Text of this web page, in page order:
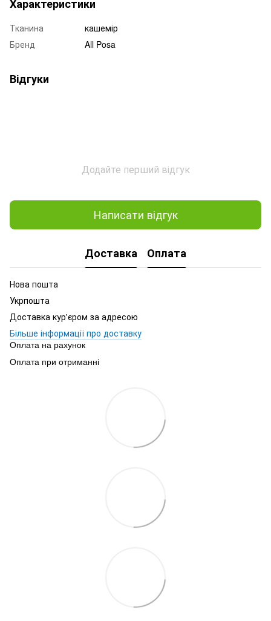
Характеристики
Тканина
кашемір
Бренд
All Posa
Відгуки
Додайте перший відгук
Написати відгук
Доставка Оплата
Нова пошта
Укрпошта
Доставка кур'єром за адресою
Більше інформації про доставку
Оплата на рахунок
Оплата при отриманні